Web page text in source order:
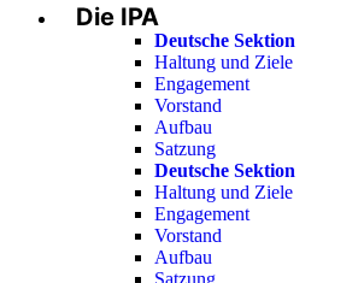
Die IPA
Deutsche Sektion
Haltung und Ziele
Engagement
Vorstand
Aufbau
Satzung
Deutsche Sektion
Haltung und Ziele
Engagement
Vorstand
Aufbau
Satzung